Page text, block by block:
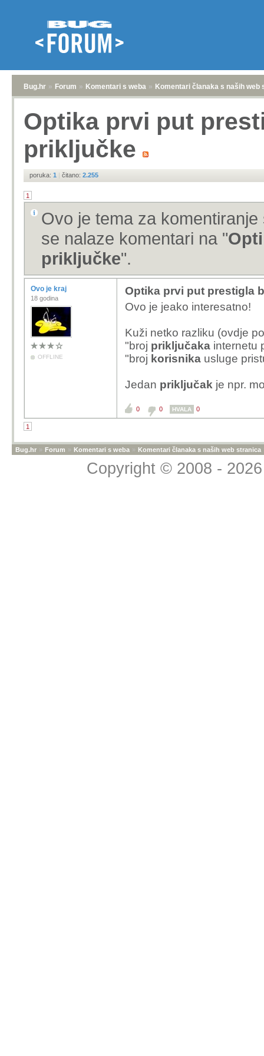
Bug.hr » Forum » Komentari s weba » Komentari članaka s naših web
Optika prvi put
priključke
poruka: 1 | čitano: 2.255
1
Ovo je tema za
se nalaze komentari na "
priključke".
Ovo je kraj
18 godina
OFFLINE
Optika prvi put prestigla
Ovo je jeako interesatno!
Kuži netko razliku (ovdje
"broj priključaka internetu
"broj korisnika usluge
Jedan priključak je npr.
0 0 HVALA 0
1
Bug.hr » Forum » Komentari s weba » Komentari članaka s naših web stranica
Copyright © 2008 -